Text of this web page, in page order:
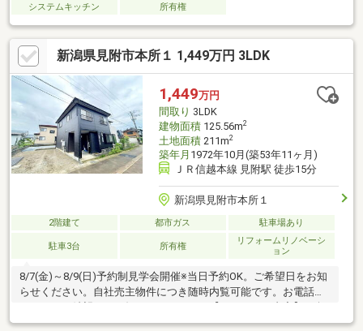
システムキッチン
所有権
新潟県見附市本所１ 1,449万円 3LDK
1,449万円
間取り 3LDK
建物面積125.56m2
土地面積211m2
築年月 1972年10月(築53年11ヶ月)
ＪＲ信越本線 見附駅 徒歩15分
新潟県見附市本所１
2階建て 都市ガス 駐車場あり
駐車3台 所有権
リフォームリノベーシ
ョン
8/7(金)～8/9(日)予約制見学会開催※当日予約OK。ご希望日をお知
らせください。自社売主物件につき随時内覧可能です。お電話か
震補強工事●外構・外装駐車場拡張、外壁塗装・張替、植栽剪定●